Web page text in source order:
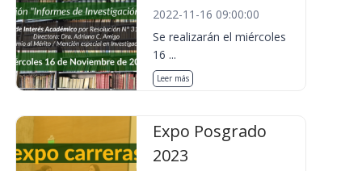
2022-11-16 09:00:00
Se realizarán el miércoles
16 ...
Leer más
Expo Posgrado
2023